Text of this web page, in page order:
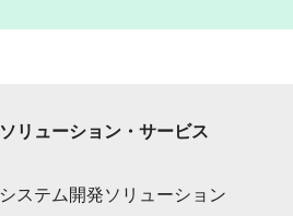
ソリューション・サービス
システム開発ソリューション